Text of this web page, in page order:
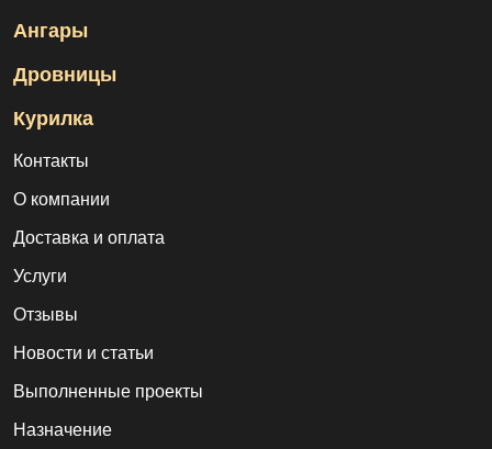
Ангары
Дровницы
Курилка
Контакты
О компании
Доставка и оплата
Услуги
Отзывы
Новости и статьи
Выполненные проекты
Назначение